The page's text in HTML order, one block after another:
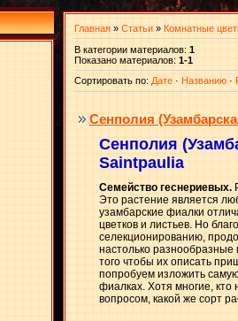
Главная » Статьи » Комнатные
В категории материалов: 1
Показано материалов: 1-1
Сортировать по: Дате · Названию ·
Сенполия
Сенполия
Saintpaulia
Семейство геснериевых.
Это растение является
узамбарские фиалки
цветков и листьев. Но
селекционированию,
настолько
того чтобы их описать
попробуем изложить
фиалках. Хотя многие, кто
вопросом, какой же сорт